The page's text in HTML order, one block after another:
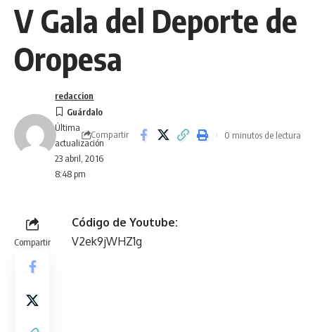
V Gala del Deporte de
Oropesa
Última
actualización
23 abril, 2016
8:48 pm
redaccion
Compartir 0 minutos de lectura
Compartir
Código de Youtube:
V2ek9jWHZ1g